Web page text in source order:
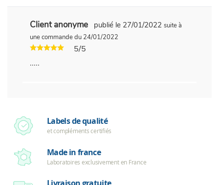
Client anonyme publié le 27/01/2022suite à
une commande du 24/01/2022
5/5
.....
Labels de qualité
et compléments certifiés
Made in france
Laboratoires exclusivement en France